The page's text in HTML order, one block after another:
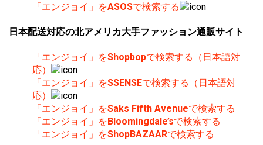
「エンジョイ」をASOSで検索する
日本配送対応の北アメリカ大手ファッション通販サイト
「エンジョイ」をShopbopで検索する（日本語対
応）
「エンジョイ」をSSENSEで検索する（日本語対
応）
「エンジョイ」をSaks Fifth Avenueで検索する
「エンジョイ」をBloomingdale’sで検索する
「エンジョイ」をShopBAZAARで検索する